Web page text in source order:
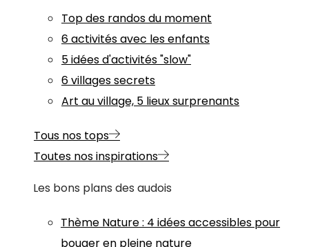
Top des randos du moment
6 activités avec les enfants
5 idées d'activités "slow"
6 villages secrets
Art au village, 5 lieux surprenants
Tous nos tops
Toutes nos inspirations
Les bons plans des audois
Thème Nature: 4 idées accessibles pour
bouger en pleine nature